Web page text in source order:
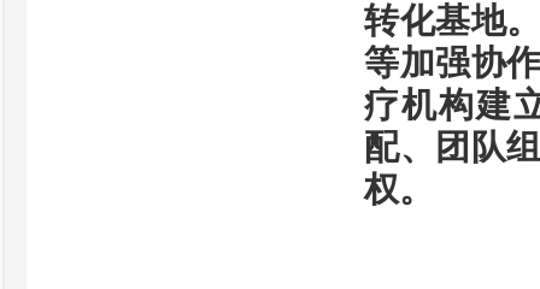
转化基地
等加强协
疗机构建
配、团队
权。